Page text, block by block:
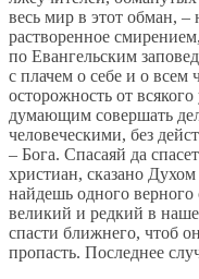
весь мир в этот обман, –
растворенное
по Евангельским
с плачем о себе и о всем
осторожность от
думающим совершать
человеческими, без
– Бога. Спасаяй да
христиан, сказано
найдешь одного верного
великий и редкий в
спасти ближнего, чтоб
пропасть. Последнее